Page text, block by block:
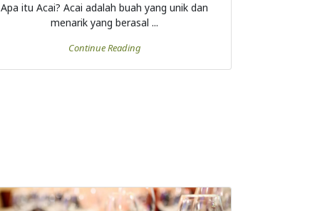
Apa itu Acai? Acai adalah buah yang unik dan
menarik yang berasal ...
Continue Reading